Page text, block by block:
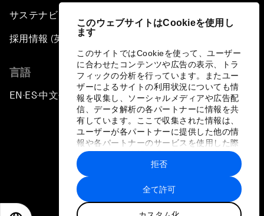
このウェブサイトはCookieを使用し
ます
このサイトではCookieを使って、ユーザー
に合わせたコンテンツや広告の表示、トラ
フィックの分析を行っています。またユー
ザーによるサイトの利用状況についても情
報を収集し、ソーシャルメディアや広告配
信、データ解析の各パートナーに情報を共
有しています。ここで収集された情報は、
ユーザーが各パートナーに提供した他の情
報や各パートナーのサービスを使用した際
に収集された情報と組み合わされ、各パー
トナーによって使用されることがありま
す。
全て許可
拒否
サステナビリティへの取り組み
採用情報 (英語のみ)
言語
EN ▪ES▪中文▪ 日本語
プライバシーポリシーと利用規約
サイトマップ